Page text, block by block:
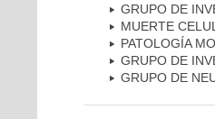
GRUPO DE
MUERTE
PATOLOGÍA
GRUPO DE
GRUPO DE